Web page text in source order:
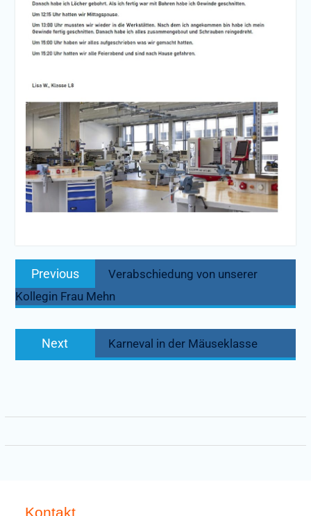
Beitragsnavigation
Previous
Previous
post:
Verabschiedung von unserer
Kollegin Frau Mehn
Next
post:
Karneval in der Mäuseklasse
Kontakt